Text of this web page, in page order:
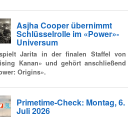
Asjha Cooper übernimmt
Schlüsselrolle im «Power»-
Universum
Jarita in der finalen Staffel von
Kanan» und gehört anschließend
Origins».
Primetime-Check: Montag, 6.
Juli 2026